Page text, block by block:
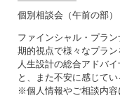
個別相談会（午前の部）
ファインシャル・プラ
期的視点で様々なプラ
人生設計の総合アドバ
と、また不安に感じて
※個人情報やご相談内容